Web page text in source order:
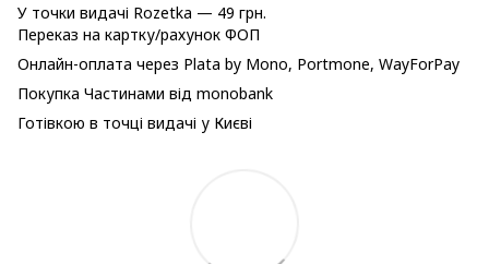
У точки видачі Rozetka — 49 грн.
Переказ на картку/рахунок ФОП
Онлайн-оплата через Plata by Mono, Portmone, WayForPay
Покупка Частинами від monobank
Готівкою в точці видачі у Києві